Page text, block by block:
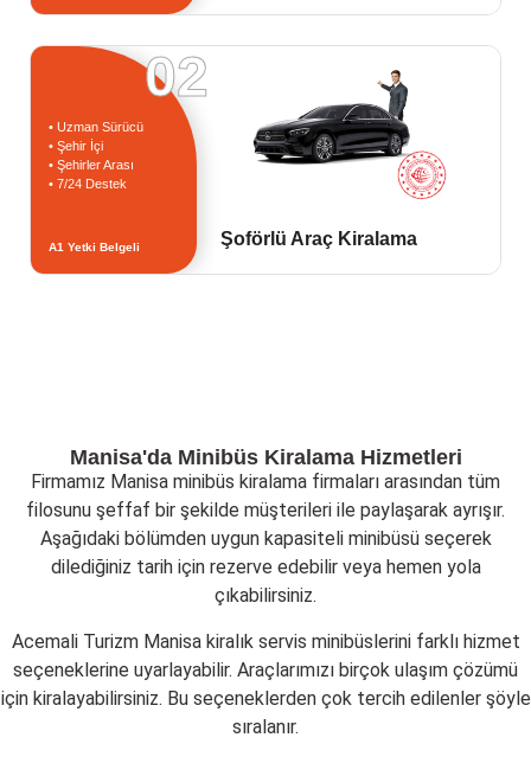
02
• Uzman Sürücü
• Şehir İçi
• Şehirler Arası
• 7/24 Destek
A1 Yetki Belgeli Şoförlü Araç Kiralama
Manisa'da Minibüs Kiralama Hizmetleri
Firmamız Manisa minibüs kiralama firmaları arasından tüm
filosunu şeffaf bir şekilde müşterileri ile paylaşarak ayrışır.
Aşağıdaki bölümden uygun kapasiteli minibüsü seçerek
dilediğiniz tarih için rezerve edebilir veya hemen yola
çıkabilirsiniz.
Acemali Turizm Manisa kiralık servis minibüslerini farklı hizmet
seçeneklerine uyarlayabilir. Araçlarımızı birçok ulaşım çözümü
için kiralayabilirsiniz. Bu seçeneklerden çok tercih edilenler şöyle
sıralanır.